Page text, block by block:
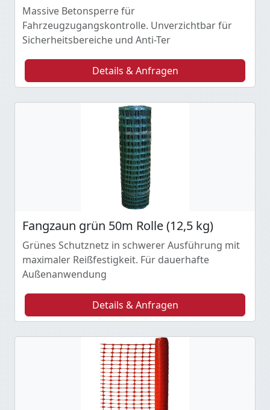
Massive Betonsperre für
Fahrzeugzugangskontrolle. Unverzichtbar für
Sicherheitsbereiche und Anti-Ter
Details & Anfragen
Fangzaun grün 50m Rolle (12,5 kg)
Grünes Schutznetz in schwerer Ausführung mit
maximaler Reißfestigkeit. Für dauerhafte
Außenanwendung
Details & Anfragen